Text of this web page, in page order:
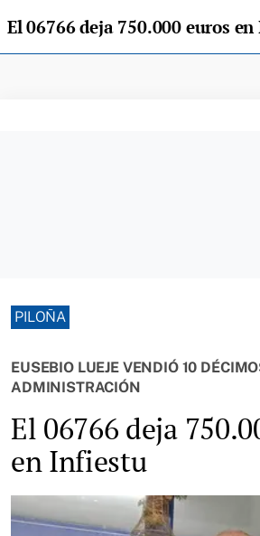
El 06766 deja 750.000 euros
PILOÑA
EUSEBIO LUEJE VENDIÓ 10
ADMINISTRACIÓN
El 06766 deja
en Infiestu